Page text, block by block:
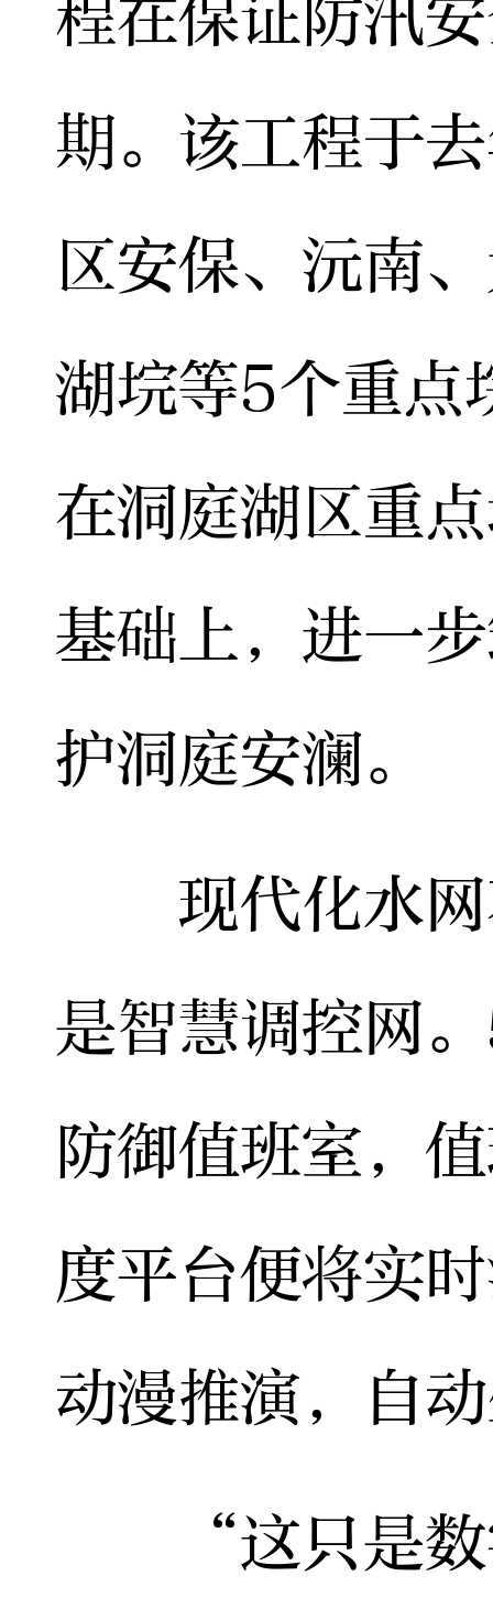
程在保证防汛
期。该工程于
区安保、沅南
湖垸等5个重点
在洞庭湖区重
基础上，进一
护洞庭安澜。
现代化水网
是智慧调控网
防御值班室，
度平台便将实
动漫推演，自
“这只是数